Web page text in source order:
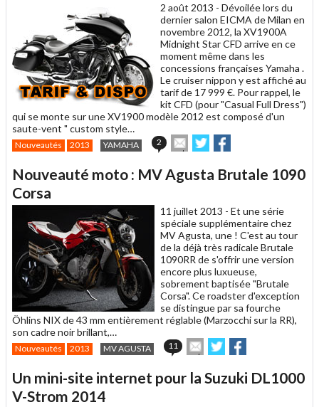
2 août 2013 - Dévoilée lors du
dernier salon EICMA de Milan en
novembre 2012, la XV1900A
Midnight Star CFD arrive en ce
moment même dans les
concessions françaises Yamaha .
Le cruiser nippon y est affiché au
tarif de 17 999 €. Pour rappel, le
kit CFD (pour "Casual Full Dress")
qui se monte sur une XV1900 modèle 2012 est composé d'un
saute-vent " custom style…
Nouveautés 2013 YAMAHA 2
Envoyer
cet
à
Partager
sur sur
Nouveauté moto : MV Agusta Brutale 1090
Corsa
11 juillet 2013 - Et une série
spéciale supplémentaire chez
MV Agusta, une ! C'est au tour
de la déjà très radicale Brutale
1090RR de s'offrir une version
encore plus luxueuse,
sobrement baptisée "Brutale
Corsa". Ce roadster d'exception
se distingue par sa fourche
Öhlins NIX de 43 mm entièrement réglable (Marzocchi sur la RR),
son cadre noir brillant,…
Nouveautés 2013 MV AGUSTA 11
Envoyer
cet
Partager
sur sur
Un mini-site internet pour la Suzuki DL1000
V-Strom 2014